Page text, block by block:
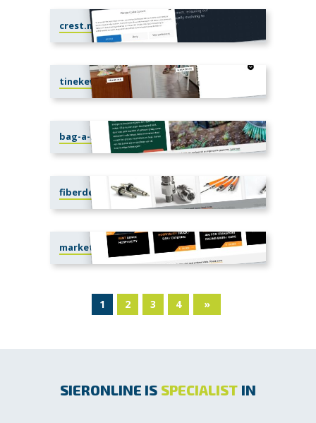
crest.nl
tinekewerkt.nl
bag-a-nut.nl
fiberdesign.com
market.racetrailer.com
1 2 3 4 »
SIERONLINE IS SPECIALIST IN